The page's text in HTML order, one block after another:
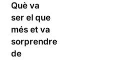
Què va
ser el que
més et va
sorprendre
de